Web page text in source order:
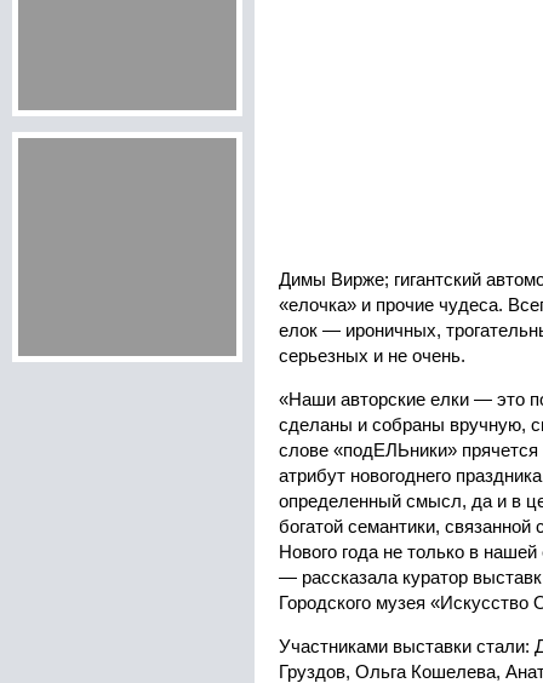
Димы Вирже; гигантский
«елочка» и прочие чудеса.
елок — ироничных,
серьезных и не очень.
«Наши авторские елки — это
сделаны и собраны вручную,
слове «подЕЛЬники»
атрибут новогоднего
определенный смысл, да и в
богатой семантики,
Нового года не только в
— рассказала куратор
Городского музея «Искусство
Участниками выставки стали:
Груздов, Ольга Кошелева,